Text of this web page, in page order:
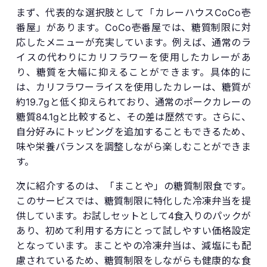
まず、代表的な選択肢として「カレーハウスCoCo壱
番屋」があります。CoCo壱番屋では、糖質制限に対
応したメニューが充実しています。例えば、通常のラ
イスの代わりにカリフラワーを使用したカレーがあ
り、糖質を大幅に抑えることができます。具体的に
は、カリフラワーライスを使用したカレーは、糖質が
約19.7gと低く抑えられており、通常のポークカレーの
糖質84.1gと比較すると、その差は歴然です。さらに、
自分好みにトッピングを追加することもできるため、
味や栄養バランスを調整しながら楽しむことができま
す。
次に紹介するのは、「まことや」の糖質制限食です。
このサービスでは、糖質制限に特化した冷凍弁当を提
供しています。お試しセットとして4食入りのパックが
あり、初めて利用する方にとって試しやすい価格設定
となっています。まことやの冷凍弁当は、減塩にも配
慮されているため、糖質制限をしながらも健康的な食